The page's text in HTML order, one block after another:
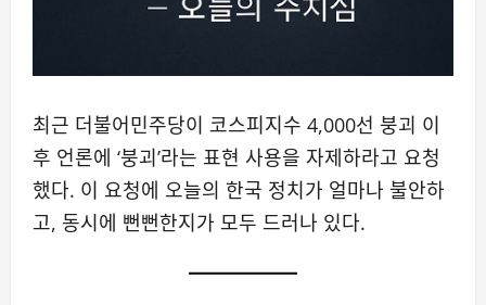
최근 더불어민주당이 코스피지수 4,000선 붕괴 이
후 언론에 ‘붕괴’라는 표현 사용을 자제하라고 요청
했다. 이 요청에 오늘의 한국 정치가 얼마나 불안하
고, 동시에 뻔뻔한지가 모두 드러나 있다.